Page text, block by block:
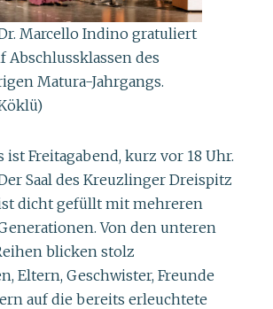
Marcello Indino gratuliert
Abschlussklassen des
Matura-Jahrgangs.
ist Freitagabend, kurz vor 18 Uhr.
Saal des Kreuzlinger Dreispitz
dicht gefüllt mit mehreren
Von den unteren
blicken stolz
Eltern, Geschwister, Freunde
auf die bereits erleuchtete